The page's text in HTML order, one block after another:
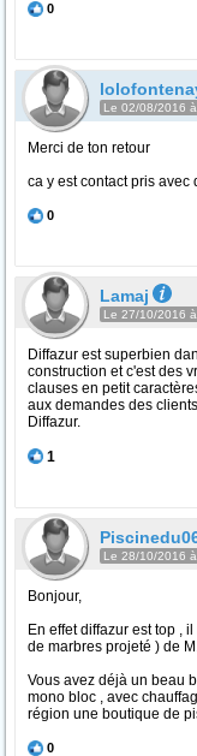
0
Le 02/08/2016
Merci de ton retour
ca y est contact pris avec
0
Lamaj
Le 27/10/2016
Diffazur est superbien
construction et c'est des
clauses en petit
aux demandes des
Diffazur.
1
Le 28/10/2016
Bonjour,
En effet diffazur est top ,
de marbres projeté ) de
Vous avez déjà un beau
mono bloc , avec
région une boutique de
0